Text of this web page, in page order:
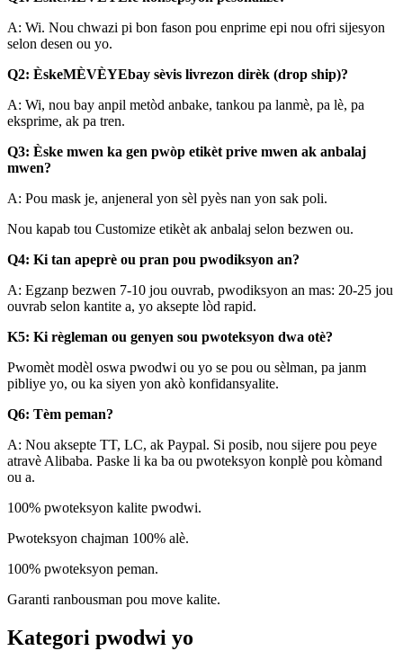
A: Wi. Nou chwazi pi bon fason pou enprime epi nou ofri sijesyon
selon desen ou yo.
Q2: ÈskeMÈVÈYEbay sèvis livrezon dirèk (drop ship)?
A: Wi, nou bay anpil metòd anbake, tankou pa lanmè, pa lè, pa
eksprime, ak pa tren.
Q3: Èske mwen ka gen pwòp etikèt prive mwen ak anbalaj
mwen?
A: Pou mask je, anjeneral yon sèl pyès nan yon sak poli.
Nou kapab tou Customize etikèt ak anbalaj selon bezwen ou.
Q4: Ki tan apeprè ou pran pou pwodiksyon an?
A: Egzanp bezwen 7-10 jou ouvrab, pwodiksyon an mas: 20-25 jou
ouvrab selon kantite a, yo aksepte lòd rapid.
K5: Ki règleman ou genyen sou pwoteksyon dwa otè?
Pwomèt modèl oswa pwodwi ou yo se pou ou sèlman, pa janm
pibliye yo, ou ka siyen yon akò konfidansyalite.
Q6: Tèm peman?
A: Nou aksepte TT, LC, ak Paypal. Si posib, nou sijere pou peye
atravè Alibaba. Paske li ka ba ou pwoteksyon konplè pou kòmand
ou a.
100% pwoteksyon kalite pwodwi.
Pwoteksyon chajman 100% alè.
100% pwoteksyon peman.
Garanti ranbousman pou move kalite.
Kategori pwodwi yo